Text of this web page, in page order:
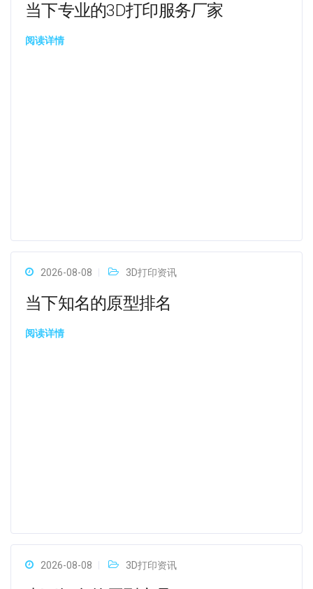
当下专业的3D打印服务厂家
阅读详情
2026-08-08 3D打印资讯
当下知名的原型排名
阅读详情
2026-08-08 3D打印资讯